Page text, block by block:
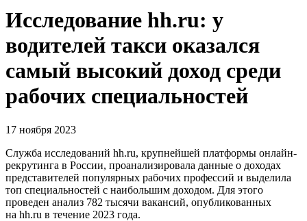
Исследование hh.ru: у
водителей такси оказался
самый высокий доход среди
рабочих специальностей
17 ноября 2023
Служба исследований hh.ru, крупнейшей платформы онлайн-
рекрутинга в России, проанализировала данные о доходах
представителей популярных рабочих профессий и выделила
топ специальностей с наибольшим доходом. Для этого
проведен анализ 782 тысячи вакансий, опубликованных
на hh.ru в течение 2023 года.